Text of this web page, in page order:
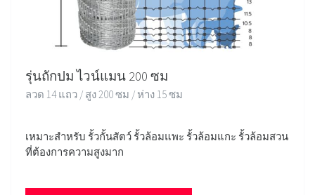
รุ่นถักปม ไวน์แมน 200 ซม
ลวด 14 แถว / สูง 200 ซม / ห่าง 15 ซม
เหมาะสำหรับ รั้วกั้นสัตว์ รั้วล้อมแพะ รั้วล้อมแกะ รั้วล้อมสวน
ที่ต้องการความสูงมาก